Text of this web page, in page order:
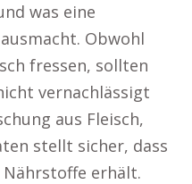
was eine
Obwohl
fressen, sollten
vernachlässigt
aus Fleisch,
stellt sicher, dass
erhält.